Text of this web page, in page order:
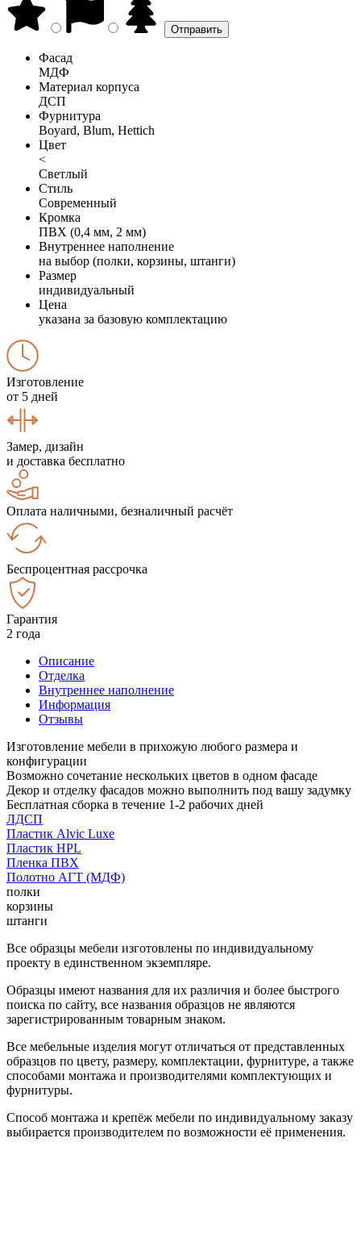
Фасад
МДФ
Материал корпуса
ДСП
Фурнитура
Boyard, Blum, Hettich
Цвет
<
Светлый
Стиль
Современный
Кромка
ПВХ (0,4 мм, 2 мм)
Внутреннее наполнение
на выбор (полки, корзины, штанги)
Размер
индивидуальный
Цена
указана за базовую комплектацию
Изготовление
от 5 дней
Замер, дизайн
и доставка бесплатно
Оплата наличными, безналичный расчёт
Беспроцентная рассрочка
Гарантия
2 года
Описание
Отделка
Внутреннее наполнение
Информация
Отзывы
Изготовление мебели в прихожую любого размера и
конфигурации
Возможно сочетание нескольких цветов в одном фасаде
Декор и отделку фасадов можно выполнить под вашу задумку
Бесплатная сборка в течение 1-2 рабочих дней
ЛДСП
Пластик Alvic Luxe
Пластик HPL
Пленка ПВХ
Полотно АГТ (МДФ)
полки
корзины
штанги
Все образцы мебели изготовлены по индивидуальному
проекту в единственном экземпляре.
Образцы имеют названия для их различия и более быстрого
поиска по сайту, все названия образцов не являются
зарегистрированным товарным знаком.
Все мебельные изделия могут отличаться от представленных
образцов по цвету, размеру, комплектации, фурнитуре, а также
способами монтажа и производителями комплектующих и
фурнитуры.
Способ монтажа и крепёж мебели по индивидуальному заказу
выбирается производителем по возможности её применения.